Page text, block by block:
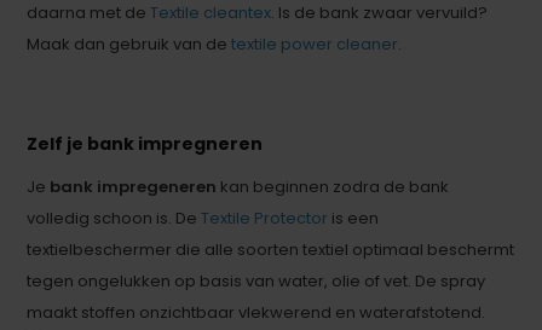
daarna met deTextile cleantex. Is de bank zwaar vervuild?
Maak dan gebruik van detextile power cleaner.
Zelf je bank impregneren
Je bank impregeneren kan beginnen zodra de bank
volledig schoon is. DeTextile Protector is een
textielbeschermer die alle soorten textiel optimaal beschermt
tegen ongelukken op basis van water, olie of vet. De spray
maakt stoffen onzichtbaar vlekwerend en waterafstotend.